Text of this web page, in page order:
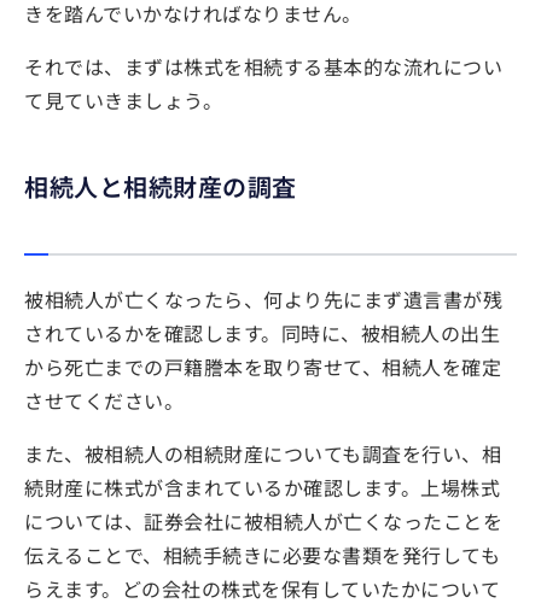
きを踏んでいかなければなりません。
それでは、まずは株式を相続する基本的な流れについ
て見ていきましょう。
相続人と相続財産の調査
被相続人が亡くなったら、何より先にまず遺言書が残
されているかを確認します。同時に、被相続人の出生
から死亡までの戸籍謄本を取り寄せて、相続人を確定
させてください。
また、被相続人の相続財産についても調査を行い、相
続財産に株式が含まれているか確認します。上場株式
については、証券会社に被相続人が亡くなったことを
伝えることで、相続手続きに必要な書類を発行しても
らえます。どの会社の株式を保有していたかについて